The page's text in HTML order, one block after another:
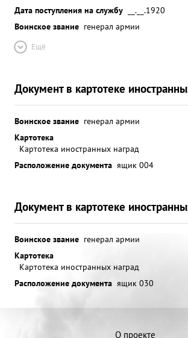
Дата поступления на службу
__.__.1920
Воинское звание генерал армии
Ещё
Документ в картотеке
Воинское звание генерал армии
Картотека
Картотека иностранных наград
Расположение документа ящик 004
Документ в картотеке
Воинское звание генерал армии
Картотека
Картотека иностранных наград
Расположение документа ящик 030
О проекте